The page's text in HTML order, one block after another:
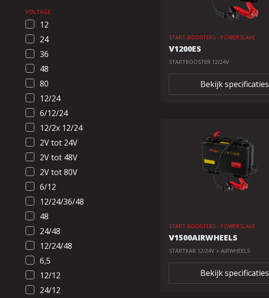
VOLTAGE
12
24
36
48
80
12/24
6/12/24
12/2x 12/24
2V tot 24V
2V tot 48V
2V tot 80V
6/12
12/24/36/48
48
24/48
12/24/48
6,5
12/12
24/12
START-BOOSTERS - POWERSLAVE
V1200ES
STARTBOOSTER 12/24V
Bekijk specificaties
START-BOOSTERS - POWERSLAVE
V1500AIRWHEELS
STARTKAR 12/24V + AIRWHEELS
Bekijk specificaties